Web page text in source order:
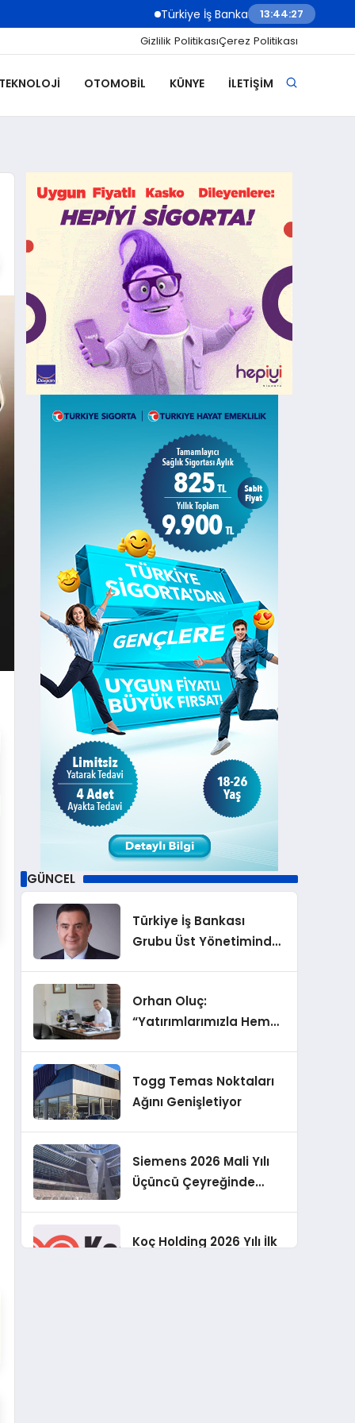
Türkiye İş Bankası Grubu Üst Yönetiminde
13:44:28
Gizlilik PolitikasıÇerez Politikası
OTOMOBIL KÜNYE İLETIŞIM
GÜNCEL
Türkiye İş Bankası
Grubu Üst Yönetiminde
Orhan Oluç:
“Yatırımlarımızla Hem
Geliştirmeyi
Hedefliyoruz”
Togg Temas Noktaları
Ağını Genişletiyor
Siemens 2026 Mali Yılı
Üçüncü Çeyreğinde
Beklentisi
Koç Holding 2026 Yılı İlk